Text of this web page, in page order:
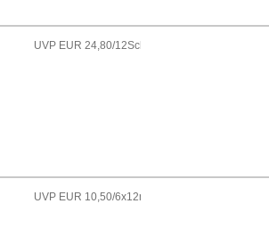
UVP EUR 24,80/12Schnüre
UVP EUR 10,50/6x12m